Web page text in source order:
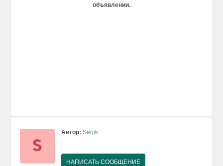
объявлении.
Автор: Serjik
НАПИСАТЬ СООБЩЕНИЕ